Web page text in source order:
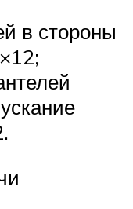
в стороны